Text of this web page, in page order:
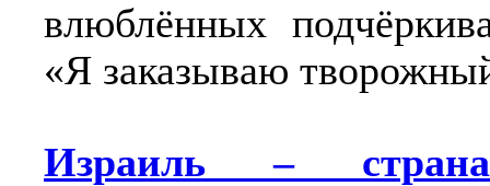
влюблённых
«Я заказываю
Израиль – страна